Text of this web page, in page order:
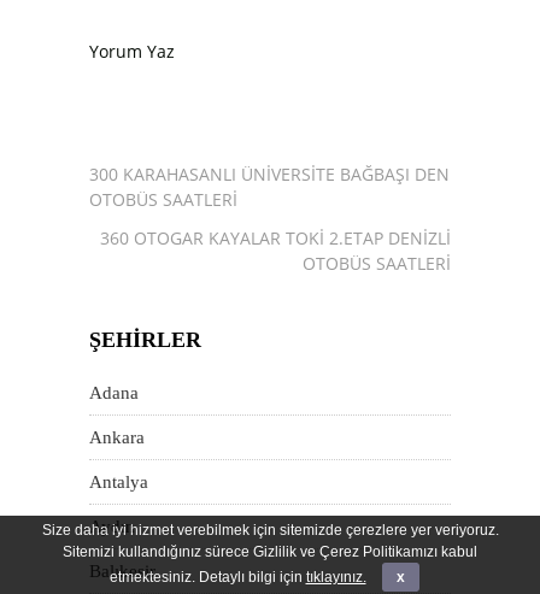
Yorum Yaz
300 KARAHASANLI ÜNIVERSITE BAĞBAŞI DENIZLI
OTOBÜS SAATLERI
360 OTOGAR KAYALAR TOKİ 2.ETAP DENIZLI
OTOBÜS SAATLERI
ŞEHIRLER
Adana
Ankara
Antalya
Aydın
Balıkesir
Size daha iyi hizmet verebilmek için sitemizde çerezlere yer veriyoruz.
Sitemizi kullandığınız sürece Gizlilik ve Çerez Politikamızı kabul
etmektesiniz. Detaylı bilgi için tıklayınız. x